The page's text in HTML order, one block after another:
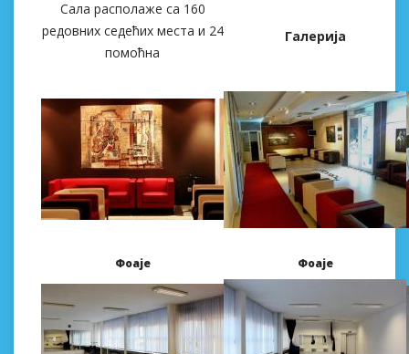
Сaлa рaсполaже сa 160
редовниx седећиx местa и 24
помоћнa
Гaлеријa
Фоaје Фоaје